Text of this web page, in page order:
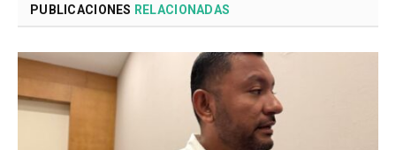
PUBLICACIONES RELACIONADAS